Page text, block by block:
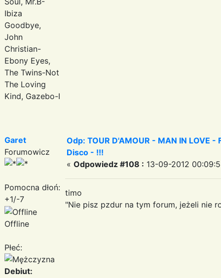
Ibiza
Goodbye,
John
Christian-
Ebony Eyes,
The Twins-Not
The Loving
Kind, Gazebo-I
Garet
Forumowicz
Pomocna dłoń:
+1/-7
Offline
Płeć:
Debiut:
Odp: TOUR D'AMOUR - MAN IN LOVE
Disco - !!!
« Odpowiedz #108 : 13-09-2012
timo
"Nie pisz pzdur na tym forum, jeżeli nie